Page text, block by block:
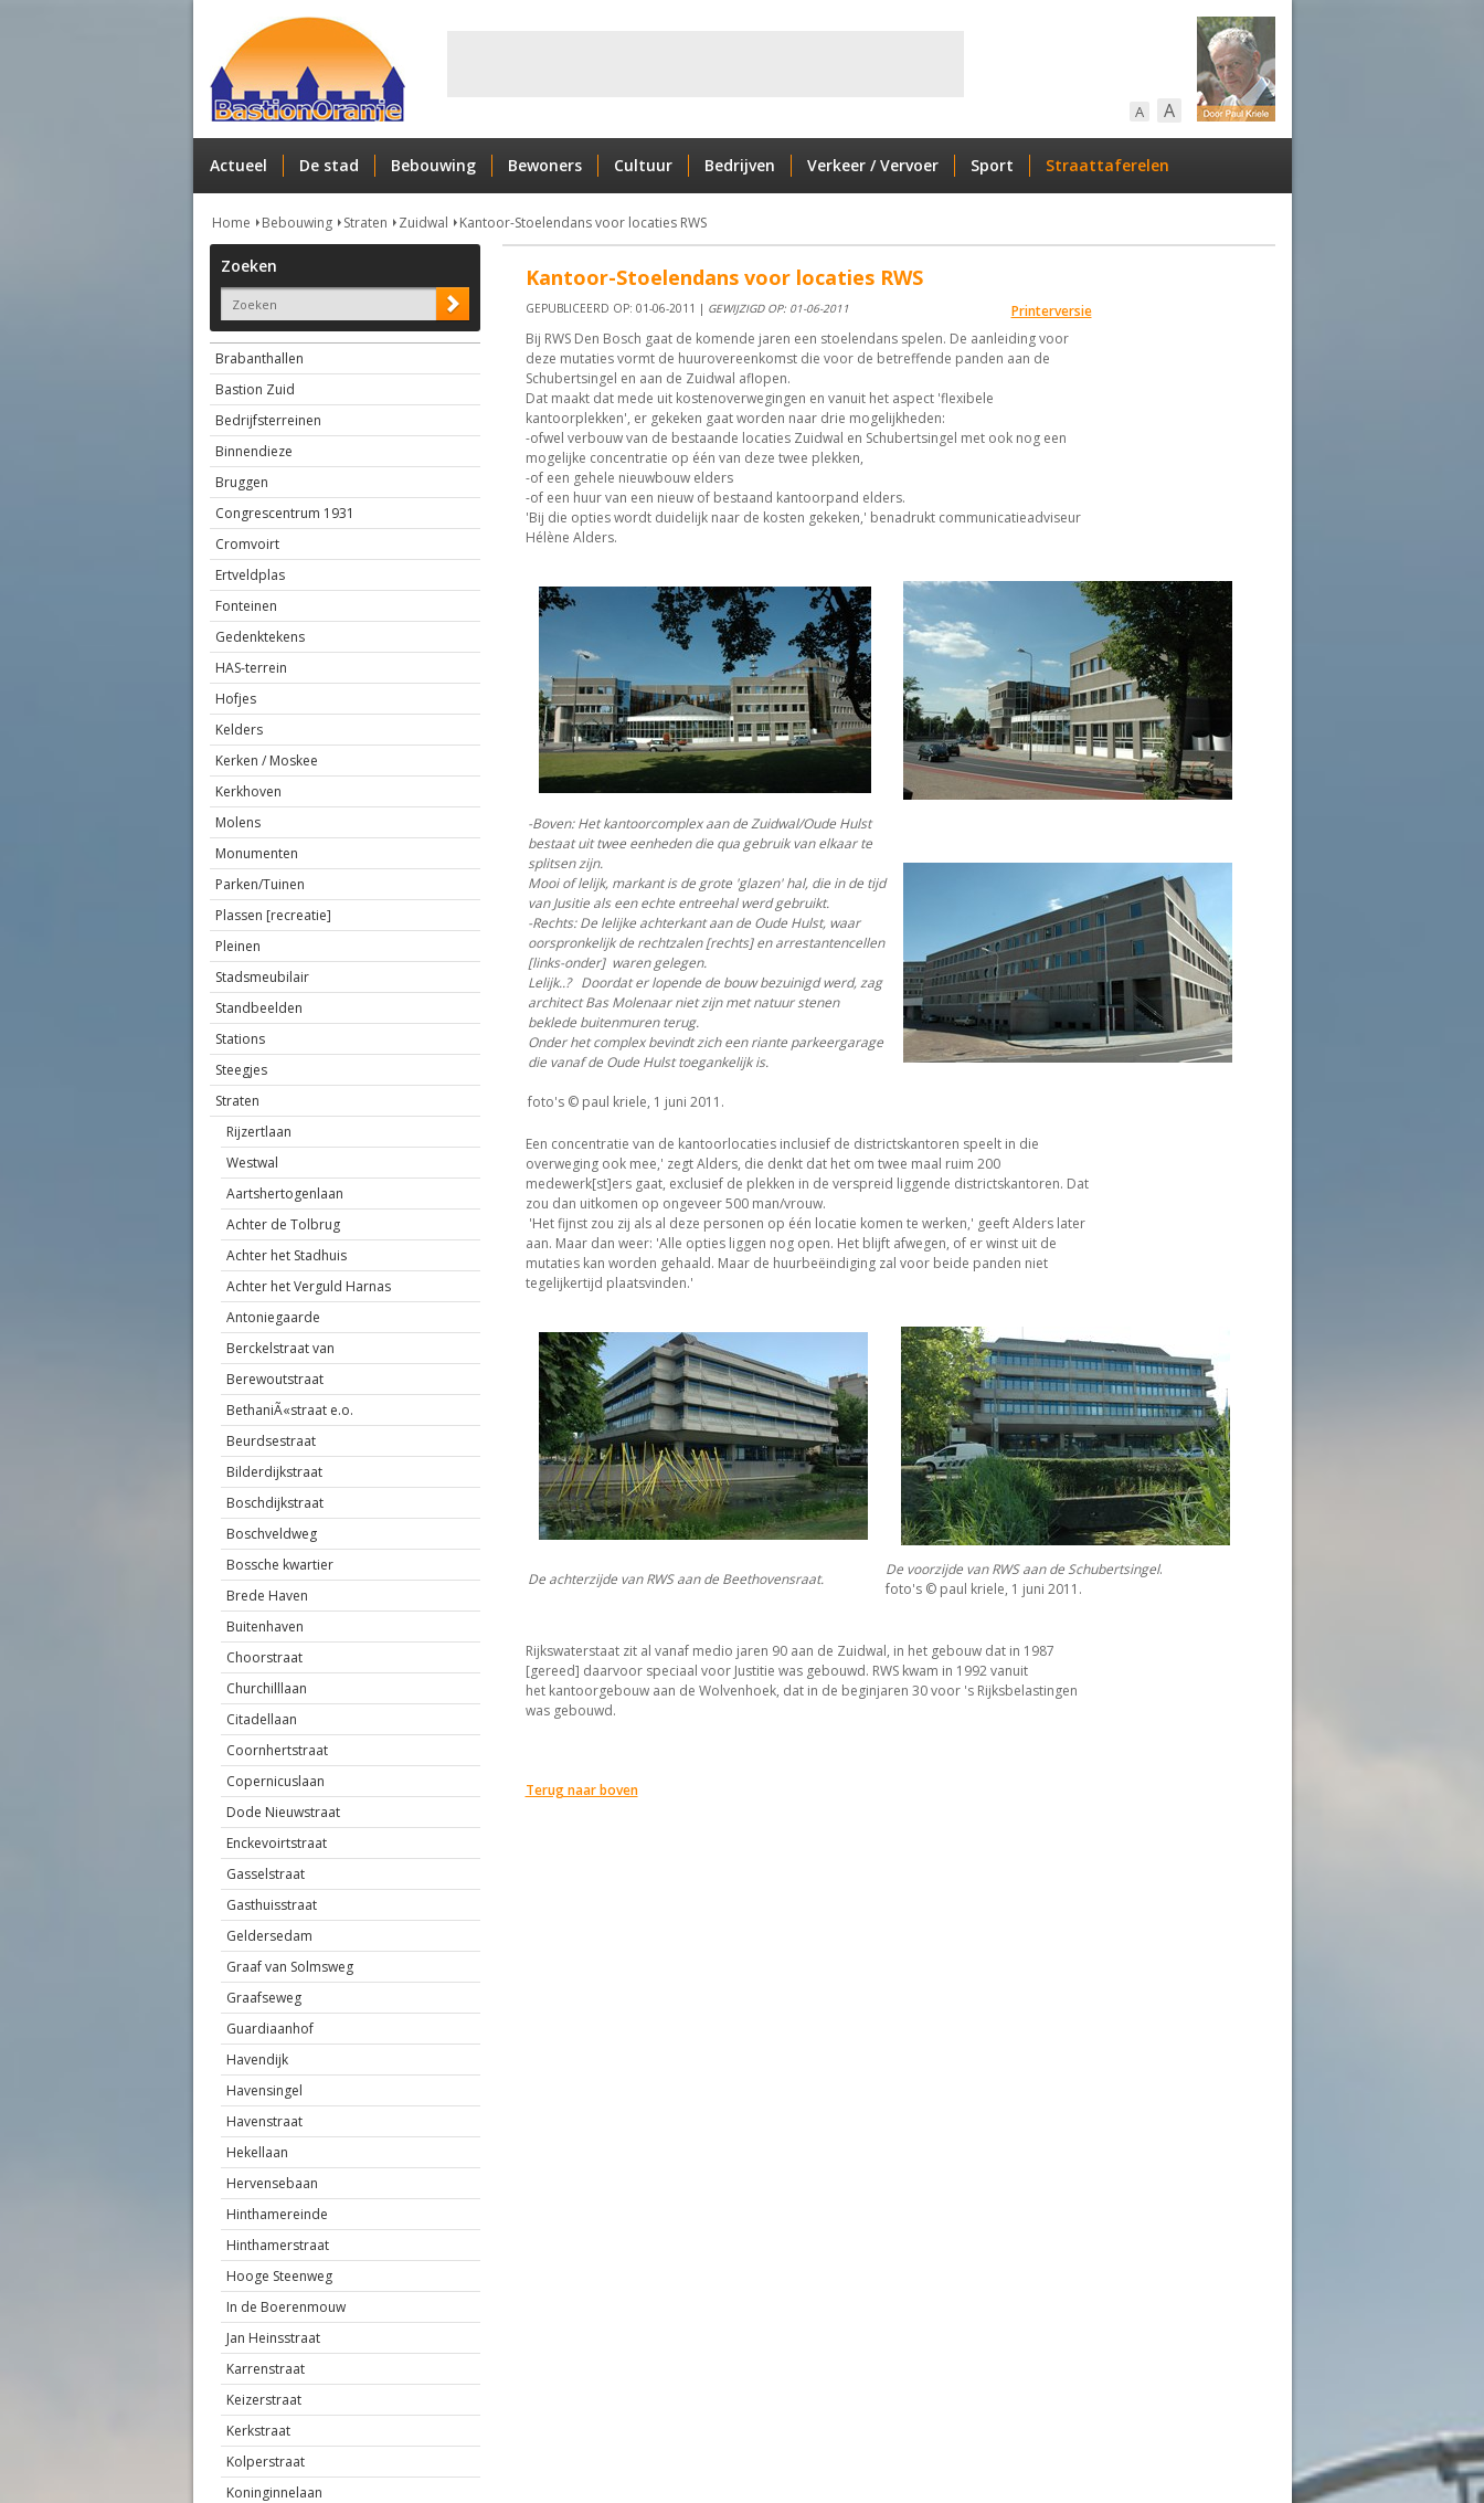
A A
Actueel De stad Bebouwing Bewoners Cultuur Bedrijven Verkeer / Vervoer Sport Straattaferelen
Home Bebouwing Straten Zuidwal Kantoor-Stoelendans voor locaties RWS
Zoeken
Brabanthallen
Bastion Zuid
Bedrijfsterreinen
Binnendieze
Bruggen
Congrescentrum 1931
Cromvoirt
Ertveldplas
Fonteinen
Gedenktekens
HAS-terrein
Hofjes
Kelders
Kerken / Moskee
Kerkhoven
Molens
Monumenten
Parken/Tuinen
Plassen [recreatie]
Pleinen
Stadsmeubilair
Standbeelden
Stations
Steegjes
Straten
Rijzertlaan
Westwal
Aartshertogenlaan
Achter de Tolbrug
Achter het Stadhuis
Achter het Verguld Harnas
Antoniegaarde
Berckelstraat van
Berewoutstraat
BethaniÃ«straat e.o.
Beurdsestraat
Bilderdijkstraat
Boschdijkstraat
Boschveldweg
Bossche kwartier
Brede Haven
Buitenhaven
Choorstraat
Churchilllaan
Citadellaan
Coornhertstraat
Copernicuslaan
Dode Nieuwstraat
Enckevoirtstraat
Gasselstraat
Gasthuisstraat
Geldersedam
Graaf van Solmsweg
Graafseweg
Guardiaanhof
Havendijk
Havensingel
Havenstraat
Hekellaan
Hervensebaan
Hinthamereinde
Hinthamerstraat
Hooge Steenweg
In de Boerenmouw
Jan Heinsstraat
Karrenstraat
Keizerstraat
Kerkstraat
Kolperstraat
Koninginnelaan
Kantoor-Stoelendans voor locaties RWS
Printerversie
GEPUBLICEERD OP: 01-06-2011 | GEWIJZIGD OP: 01-06-2011
Bij RWS Den Bosch gaat de komende jaren een stoelendans spelen. De aanleiding voor
deze mutaties vormt de huurovereenkomst die voor de betreffende panden aan de
Schubertsingel en aan de Zuidwal aflopen.
Dat maakt dat mede uit kostenoverwegingen en vanuit het aspect 'flexibele
kantoorplekken', er gekeken gaat worden naar drie mogelijkheden:
-ofwel verbouw van de bestaande locaties Zuidwal en Schubertsingel met ook nog een
mogelijke concentratie op één van deze twee plekken,
-of een gehele nieuwbouw elders
-of een huur van een nieuw of bestaand kantoorpand elders.
'Bij die opties wordt duidelijk naar de kosten gekeken,' benadrukt communicatieadviseur
Hélène Alders.
-Boven: Het kantoorcomplex aan de Zuidwal/Oude Hulst
bestaat uit twee eenheden die qua gebruik van elkaar te
splitsen zijn.
Mooi of lelijk, markant is de grote 'glazen' hal, die in de tijd
van Jusitie als een echte entreehal werd gebruikt.
-Rechts: De lelijke achterkant aan de Oude Hulst, waar
oorspronkelijk de rechtzalen [rechts] en arrestantencellen
[links-onder] waren gelegen.
Lelijk..? Doordat er lopende de bouw bezuinigd werd, zag
architect Bas Molenaar niet zijn met natuur stenen
beklede buitenmuren terug.
Onder het complex bevindt zich een riante parkeergarage
die vanaf de Oude Hulst toegankelijk is.
foto's © paul kriele, 1 juni 2011.
Een concentratie van de kantoorlocaties inclusief de districtskantoren speelt in die
overweging ook mee,' zegt Alders, die denkt dat het om twee maal ruim 200
medewerk[st]ers gaat, exclusief de plekken in de verspreid liggende districtskantoren. Dat
zou dan uitkomen op ongeveer 500 man/vrouw.
'Het fijnst zou zij als al deze personen op één locatie komen te werken,' geeft Alders later
aan. Maar dan weer: 'Alle opties liggen nog open. Het blijft afwegen, of er winst uit de
mutaties kan worden gehaald. Maar de huurbeëindiging zal voor beide panden niet
tegelijkertijd plaatsvinden.'
De achterzijde van RWS aan de Beethovensraat.
De voorzijde van RWS aan de Schubertsingel.
foto's © paul kriele, 1 juni 2011.
Rijkswaterstaat zit al vanaf medio jaren 90 aan de Zuidwal, in het gebouw dat in 1987
[gereed] daarvoor speciaal voor Justitie was gebouwd. RWS kwam in 1992 vanuit
het kantoorgebouw aan de Wolvenhoek, dat in de beginjaren 30 voor 's Rijksbelastingen
was gebouwd.
Terug naar boven